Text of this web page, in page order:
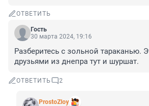
ОТВЕТИТЬ
Гость
30 марта 2024, 19:16
Разберитесь с зольной тараканью.
друзьями из днепра тут и шуршат.
ОТВЕТИТЬ 2
ProstoZloy